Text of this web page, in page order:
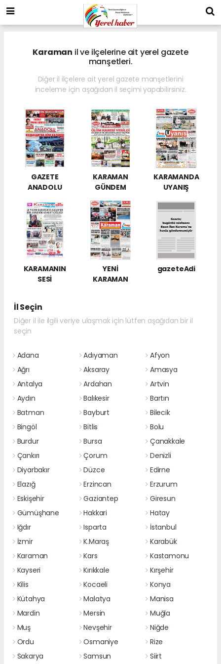
Karaman il ve ilçelerine ait yerel gazete
manşetleri.
Diğer il ilçelere ait yerel gazete manşetlerini
inceleme için aşağıdan il seçimi yapabilirsiniz.
GAZETE
ANADOLU
KARAMAN
GÜNDEM
KARAMANDA
UYANIŞ
KARAMANIN
SESİ
YENİ
KARAMAN
gazeteAdi
İl Seçin
Diğer il ile ilgili veriye ulaşmak için lütfen aşağıdan bir il
seçin
Adana Adıyaman
Afyon
Ağrı
Aksaray
Amasya
Antalya
Ardahan
Artvin
Aydın
Balıkesir
Bartın
Batman
Bayburt
Bilecik
Bingöl
Bitlis
Bolu
Burdur
Bursa
Çanakkale
Çankırı
Çorum
Denizli
Diyarbakır
Düzce
Edirne
Elazığ
Erzincan
Erzurum
Eskişehir
Gaziantep
Giresun
Gümüşhane
Hakkari
Hatay
Iğdır
Isparta
İstanbul
İzmir
K.Maraş
Karabük
Karaman
Kars
Kastamonu
Kayseri
Kırıkkale
Kırşehir
Kilis
Kocaeli
Konya
Kütahya
Malatya
Manisa
Mardin
Mersin
Muğla
Muş
Nevşehir
Niğde
Ordu
Osmaniye
Rize
Sakarya
Samsun Siirt